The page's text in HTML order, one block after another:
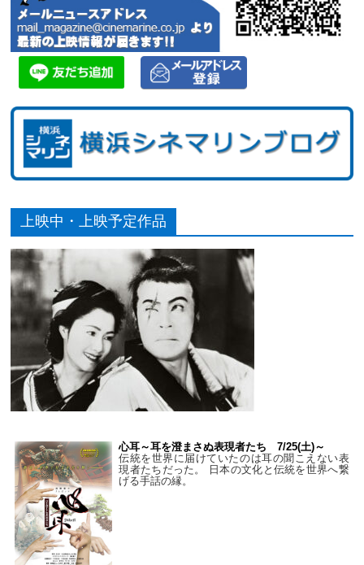
上映中・上映予定作品
心耳～耳を澄まさぬ表現者たち 7/25(土)～
伝統を世界に届けていたのは耳の聞こえない表
現者たちだった。 日本の文化と伝統を世界へ繋
げる手話の縁。